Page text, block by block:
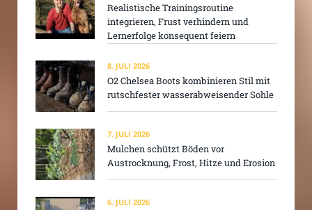
Realistische Trainingsroutine
integrieren, Frust verhindern und
Lernerfolge konsequent feiern
8. JULI 2026
O2 Chelsea Boots kombinieren Stil mit
rutschfester wasserabweisender Sohle
7. JULI 2026
Mulchen schützt Böden vor
Austrocknung, Frost, Hitze und Erosion
6. JULI 2026